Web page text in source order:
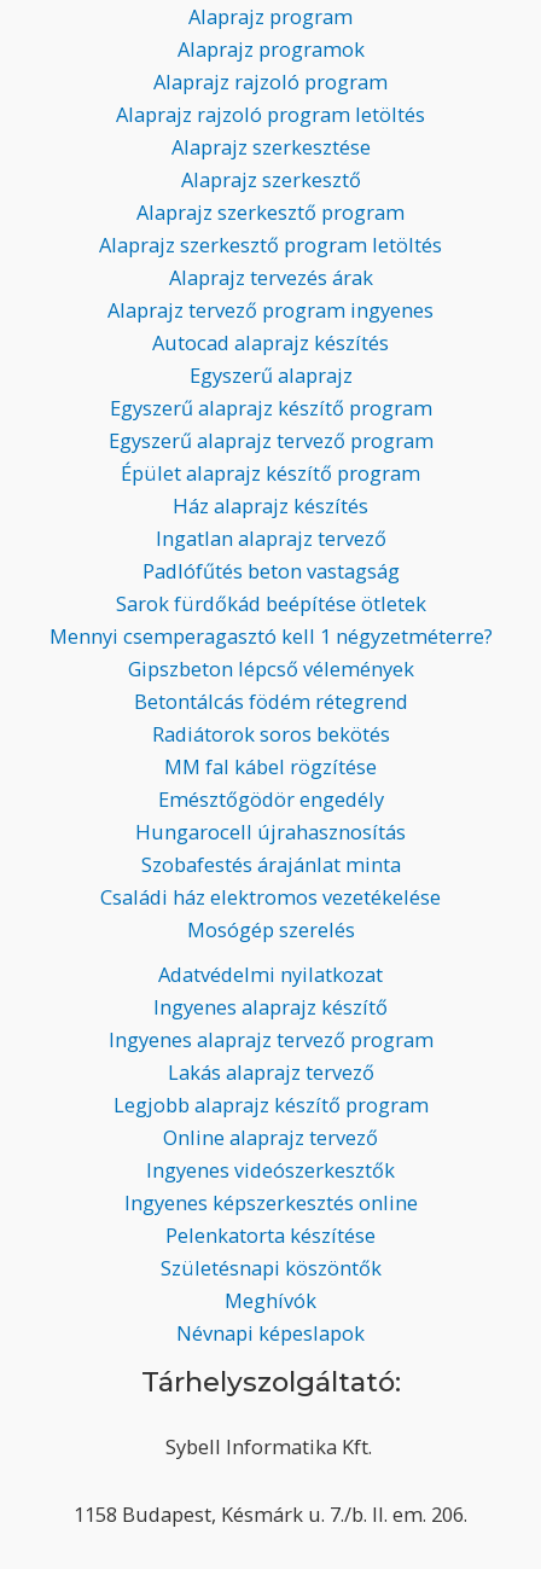
Alaprajz program
Alaprajz programok
Alaprajz rajzoló program
Alaprajz rajzoló program letöltés
Alaprajz szerkesztése
Alaprajz szerkesztő
Alaprajz szerkesztő program
Alaprajz szerkesztő program letöltés
Alaprajz tervezés árak
Alaprajz tervező program ingyenes
Autocad alaprajz készítés
Egyszerű alaprajz
Egyszerű alaprajz készítő program
Egyszerű alaprajz tervező program
Épület alaprajz készítő program
Ház alaprajz készítés
Ingatlan alaprajz tervező
Padlófűtés beton vastagság
Sarok fürdőkád beépítése ötletek
Mennyi csemperagasztó kell 1 négyzetméterre?
Gipszbeton lépcső vélemények
Betontálcás födém rétegrend
Radiátorok soros bekötés
MM fal kábel rögzítése
Emésztőgödör engedély
Hungarocell újrahasznosítás
Szobafestés árajánlat minta
Családi ház elektromos vezetékelése
Mosógép szerelés
Adatvédelmi nyilatkozat
Ingyenes alaprajz készítő
Ingyenes alaprajz tervező program
Lakás alaprajz tervező
Legjobb alaprajz készítő program
Online alaprajz tervező
Ingyenes videószerkesztők
Ingyenes képszerkesztés online
Pelenkatorta készítése
Születésnapi köszöntők
Meghívók
Névnapi képeslapok
Tárhelyszolgáltató:
Sybell Informatika Kft.
1158 Budapest, Késmárk u. 7./b. II. em. 206.